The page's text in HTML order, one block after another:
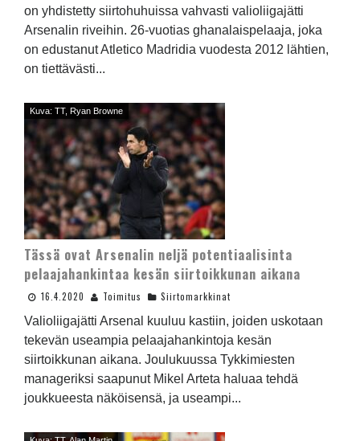
on yhdistetty siirtohuhuissa vahvasti valioliigajätti
Arsenalin riveihin. 26-vuotias ghanalaispelaaja, joka
on edustanut Atletico Madridia vuodesta 2012 lähtien,
on tiettävästi...
Kuva: TT, Ryan Browne
Tässä ovat Arsenalin neljä potentiaalisinta
pelaajahankintaa kesän siirtoikkunan aikana
16.4.2020 Toimitus Siirtomarkkinat
Valioliigajätti Arsenal kuuluu kastiin, joiden uskotaan
tekevän useampia pelaajahankintoja kesän
siirtoikkunan aikana. Joulukuussa Tykkimiesten
manageriksi saapunut Mikel Arteta haluaa tehdä
joukkueesta näköisensä, ja useampi...